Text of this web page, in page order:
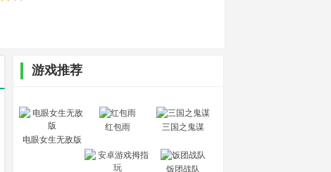
游戏推荐
电眼女生无敌版
红包雨 三国之鬼谋
饭团战队